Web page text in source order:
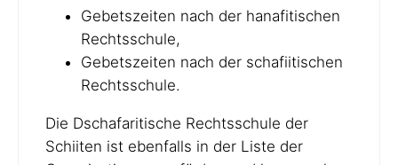
Gebetszeiten nach der hanafitischen
Rechtsschule,
Gebetszeiten nach der schafiitischen
Rechtsschule.
Die Dschafaritische Rechtsschule der
Schiiten ist ebenfalls in der Liste der